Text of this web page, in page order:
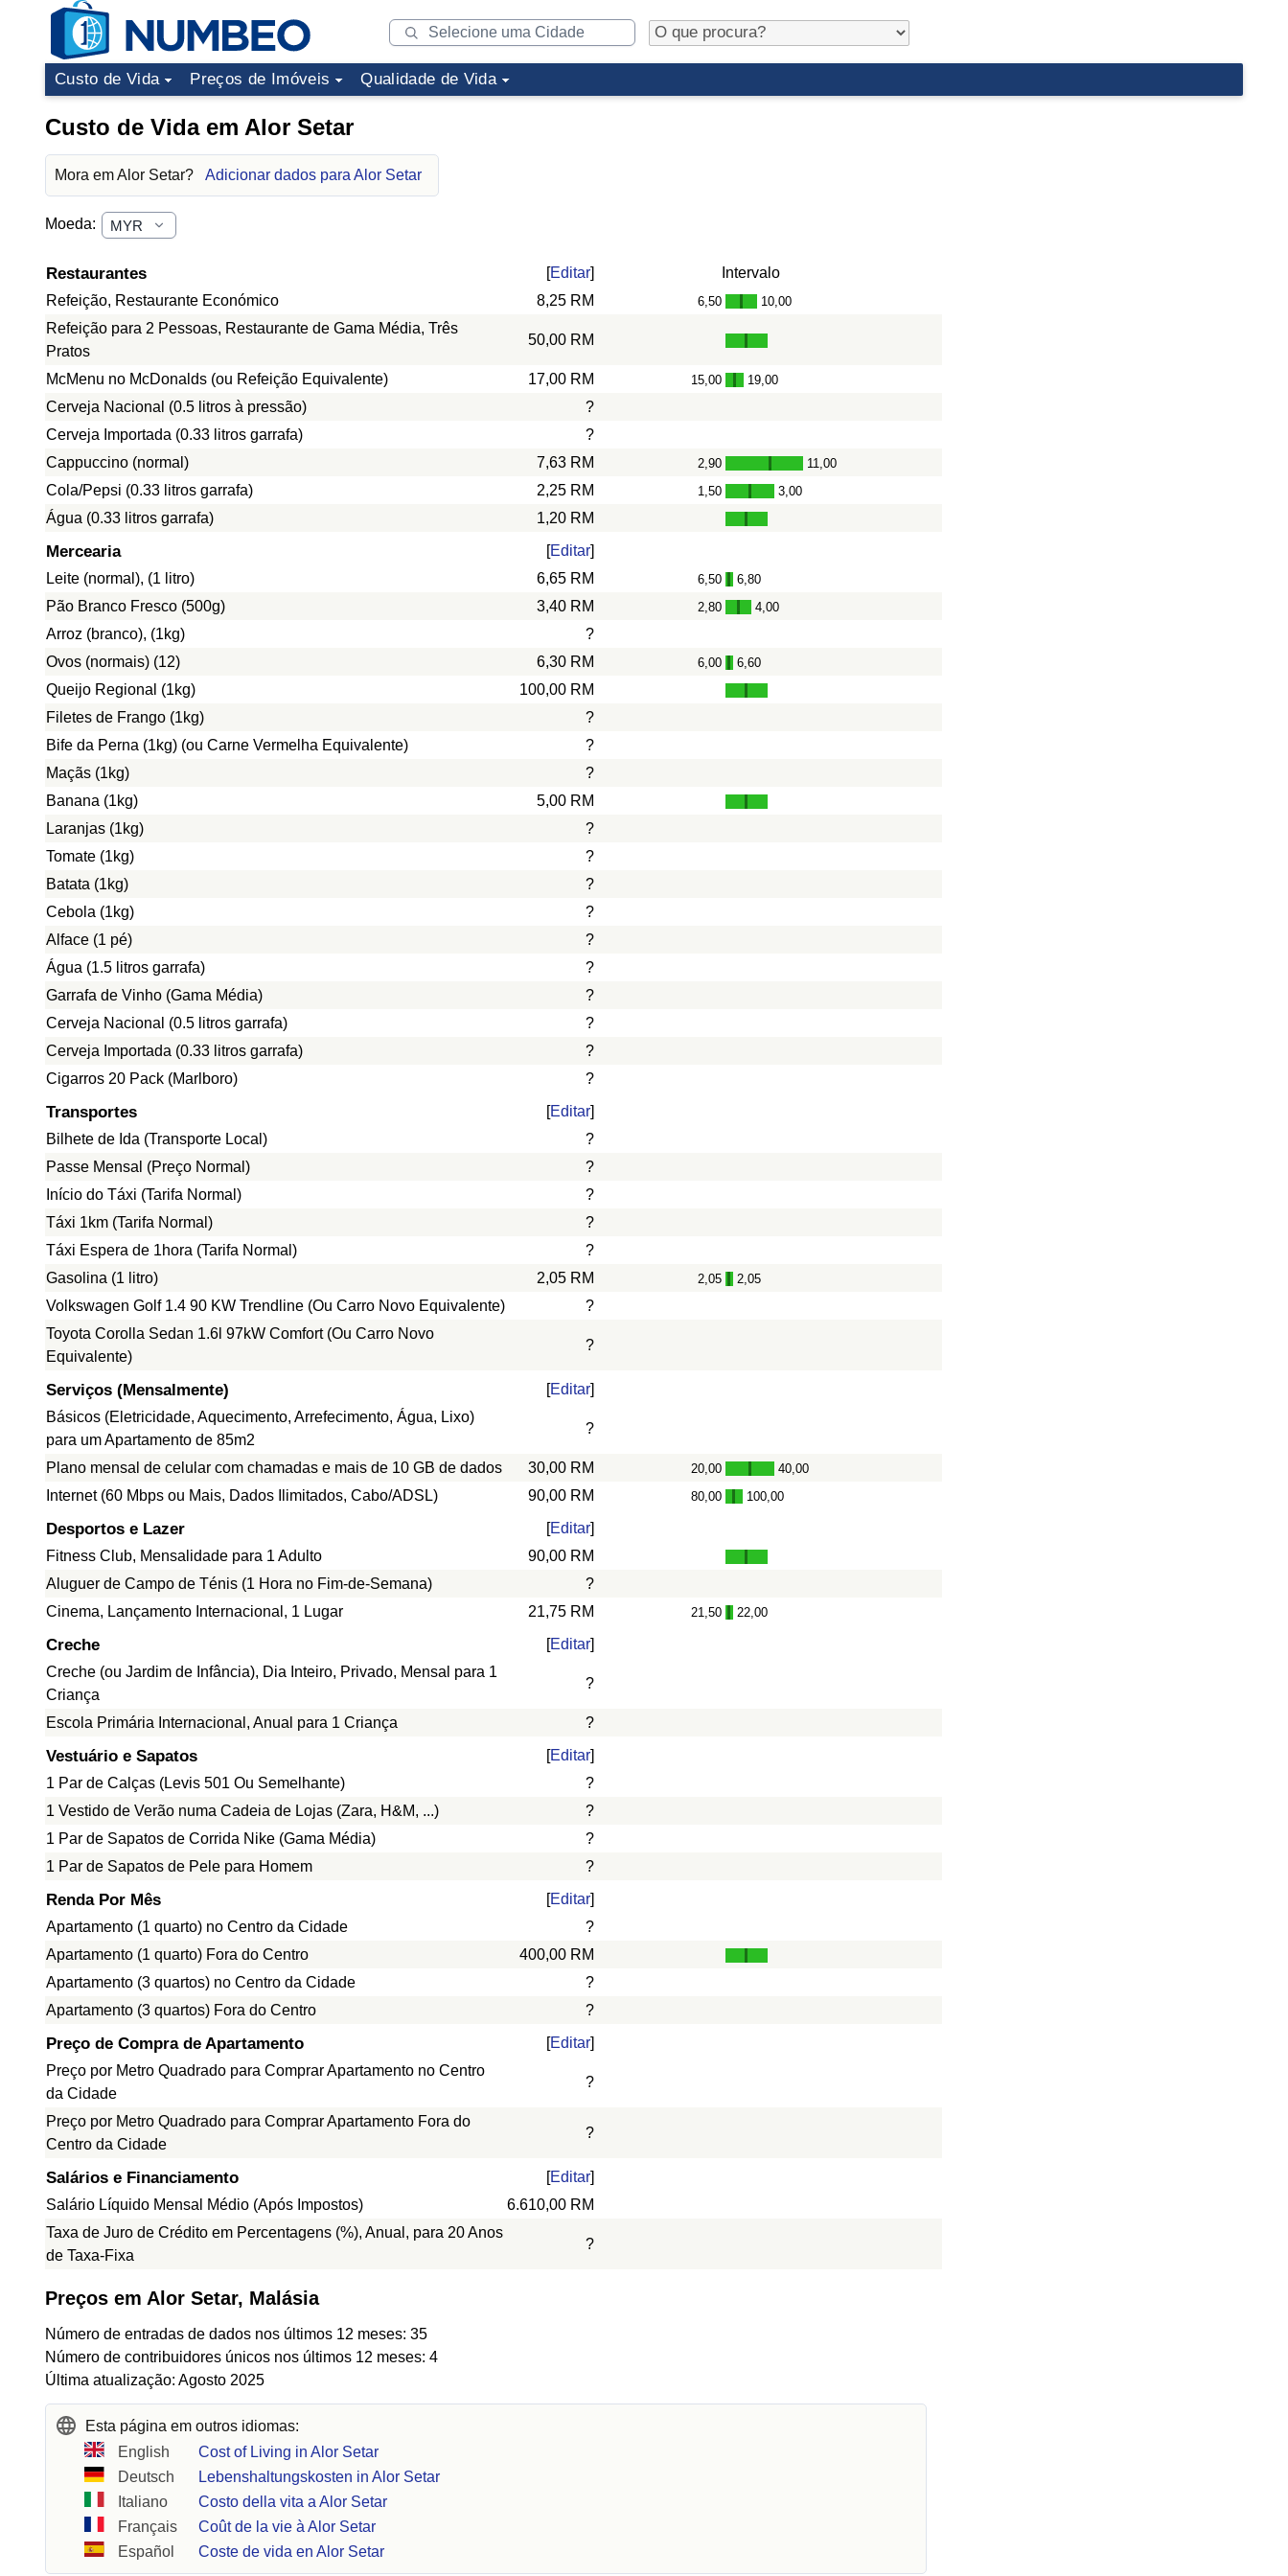
Custo de Vida Preços de Imóveis Qualidade de Vida
Custo de Vida em Alor Setar
Mora em Alor Setar? Adicionar dados para Alor Setar
Moeda:
Restaurantes [Editar]
Intervalo
Refeição, Restaurante Económico
8,25 RM 6,50 - 10,00
Refeição para 2 Pessoas, Restaurante de Gama Média, Três
Pratos
50,00 RM
McMenu no McDonalds (ou Refeição Equivalente) 17,00 RM 15,00 - 19,00
Cerveja Nacional (0.5 litros à pressão)
?
Cerveja Importada (0.33 litros garrafa)
?
Cappuccino (normal)
7,63 RM 2,90 - 11,00
Cola/Pepsi (0.33 litros garrafa) 2,25 RM 1,50 - 3,00
Água (0.33 litros garrafa) 1,20 RM
Mercearia [Editar]
Leite (normal), (1 litro)
6,65 RM 6,50 - 6,80
Pão Branco Fresco (500g) 3,40 RM 2,80 - 4,00
Arroz (branco), (1kg)
?
Ovos (normais) (12)
6,30 RM 6,00 - 6,60
Queijo Regional (1kg)
100,00 RM
Filetes de Frango (1kg)
?
Bife da Perna (1kg) (ou Carne Vermelha Equivalente)
?
Maçãs (1kg)
?
Banana (1kg)
5,00 RM
Laranjas (1kg)
?
Tomate (1kg)
?
Batata (1kg)
?
Cebola (1kg)
?
Alface (1 pé)
?
Água (1.5 litros garrafa)
?
Garrafa de Vinho (Gama Média)
?
Cerveja Nacional (0.5 litros garrafa)
?
Cerveja Importada (0.33 litros garrafa)
?
Cigarros 20 Pack (Marlboro)
?
Transportes [Editar]
Bilhete de Ida (Transporte Local)
?
Passe Mensal (Preço Normal)
?
Início do Táxi (Tarifa Normal)
?
Táxi 1km (Tarifa Normal)
?
Táxi Espera de 1hora (Tarifa Normal)
?
Gasolina (1 litro)
2,05 RM 2,05 - 2,05
Volkswagen Golf 1.4 90 KW Trendline (Ou Carro Novo Equivalente)
?
Toyota Corolla Sedan 1.6l 97kW Comfort (Ou Carro Novo
Equivalente)
?
Serviços (Mensalmente) [Editar]
Básicos (Eletricidade, Aquecimento, Arrefecimento, Água, Lixo)
para um Apartamento de 85m2
?
Plano mensal de celular com chamadas e mais de 10 GB de dados 30,00 RM 20,00 - 40,00
Internet (60 Mbps ou Mais, Dados Ilimitados, Cabo/ADSL) 90,00 RM 80,00 - 100,00
Desportos e Lazer [Editar]
Fitness Club, Mensalidade para 1 Adulto
90,00 RM
Aluguer de Campo de Ténis (1 Hora no Fim-de-Semana)
?
Cinema, Lançamento Internacional, 1 Lugar
21,75 RM 21,50 - 22,00
Creche [Editar]
Creche (ou Jardim de Infância), Dia Inteiro, Privado, Mensal para 1
Criança
?
Escola Primária Internacional, Anual para 1 Criança ?
Vestuário e Sapatos [Editar]
1 Par de Calças (Levis 501 Ou Semelhante)
?
1 Vestido de Verão numa Cadeia de Lojas (Zara, H&M, ...)
?
1 Par de Sapatos de Corrida Nike (Gama Média)
?
1 Par de Sapatos de Pele para Homem
?
Renda Por Mês [Editar]
Apartamento (1 quarto) no Centro da Cidade
?
Apartamento (1 quarto) Fora do Centro
400,00 RM
Apartamento (3 quartos) no Centro da Cidade
?
Apartamento (3 quartos) Fora do Centro
?
Preço de Compra de Apartamento [Editar]
Preço por Metro Quadrado para Comprar Apartamento no Centro
da Cidade
?
Preço por Metro Quadrado para Comprar Apartamento Fora do
Centro da Cidade
?
Salários e Financiamento [Editar]
Salário Líquido Mensal Médio (Após Impostos)
6.610,00 RM
Taxa de Juro de Crédito em Percentagens (%), Anual, para 20 Anos
de Taxa-Fixa
?
Preços em Alor Setar, Malásia
Número de entradas de dados nos últimos 12 meses: 35
Número de contribuidores únicos nos últimos 12 meses: 4
Última atualização: Agosto 2025
Esta página em outros idiomas:
English
Cost of Living in Alor Setar
Deutsch
Lebenshaltungskosten in Alor Setar
Italiano
Costo della vita a Alor Setar
Français
Coût de la vie à Alor Setar
Español
Coste de vida en Alor Setar